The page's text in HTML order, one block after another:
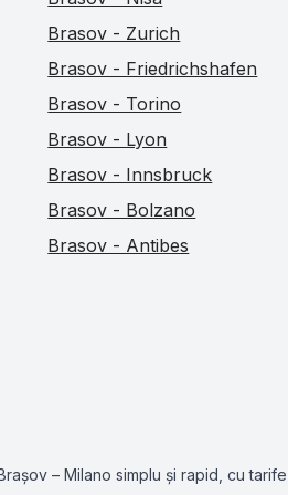
Brasov - Zurich
Brasov - Friedrichshafen
Brasov - Torino
Brasov - Lyon
Brasov - Innsbruck
Brasov - Bolzano
Brasov - Antibes
– Milano simplu și rapid, cu